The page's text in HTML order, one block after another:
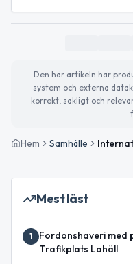
Den här artikeln har
system och externa
korrekt, sakligt och
Hem Samhälle
Mest läst
1
Fordonshaveri med
Trafikplats Lahäll